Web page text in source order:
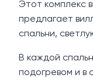
Этот комплекс
предлагает
спальни,
В каждой
подогревом и в